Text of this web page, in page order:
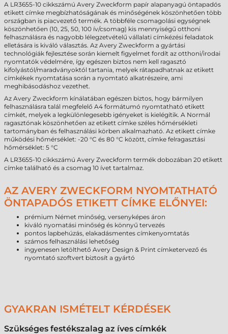
A LR3655-10 cikkszámú Avery Zweckform papír alapanyagú öntapadós
etikett címke megbízhatóságának és minőségének köszönhetően több
országban is piacvezető termék. A többféle csomagolási egységnek
köszönhetően (10, 25, 50, 100 ív/csomag) kis mennyiségű otthoni
felhasználásra és nagyobb lélegzetvételű vállalati címkézési feladatok
elletására is kiváló választás. Az Avery Zweckform a gyártási
technológiák fejlesztése során kiemelt figyelmet fordít az otthoni/irodai
nyomtatók védelmére, így egészen biztos nem kell ragasztó
kifolyástól/maradványoktól tartania, melyek rátapadhatnak az etikett
címkékek nyomtatása során a nyomtató alkatrészeire, ami
meghibásodáshoz vezethet.
Az Avery Zweckform kínálatában egészen biztos, hogy bármilyen
felhasználásra talál megfelelő A4 formátumó nyomtatható etikett
címkét, melyek a legkülönlegesebb igényeket is kielégítik. A Normál
ragasztónak köszönhetően az etikett címke széles hőmérsékleti
tartományban és felhasználási körben alkalmazható. Az etikett címke
működési hőmérséklet: -20 °C és 80 °C között, címke felragasztási
hőmérséklet: 5 °C
A LR3655-10 cikkszámú Avery Zweckform termék dobozában 20 etikett
címke található és a csomag 10 ívet tartalmaz.
AZ AVERY ZWECKFORM NYOMTATHATÓ
ÖNTAPADÓS ETIKETT CÍMKE ELŐNYEI:
prémium Német minőség, versenyképes áron
kiváló nyomatási minőség és könnyű tervezés
pontos lapbehúzás, elakadásmentes címkenyomtatás
számos felhasználási lehetőség
ingyenesen letölthető Avery Design & Print címketervező és
nyomtató szoftvert biztosít a gyártó
GYAKRAN ISMÉTELT KÉRDÉSEK
Szükséges festékszalag az íves címkék